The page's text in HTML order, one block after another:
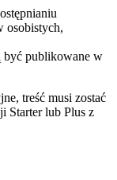
osobistych,
być publikowane w
treść musi zostać
Starter lub Plus z